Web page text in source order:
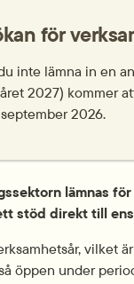
för
inte lämna in en
2027) kommer
2026.
lämnas
stöd direkt till
vilket
öppen under